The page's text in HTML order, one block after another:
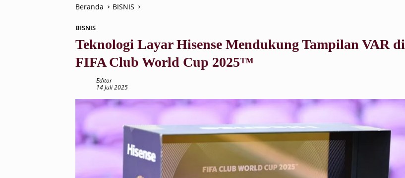
Beranda BISNIS
BISNIS
Teknologi Layar Hisense Mendukung Tampilan VAR di
FIFA Club World Cup 2025™
Editor
14 Juli 2025